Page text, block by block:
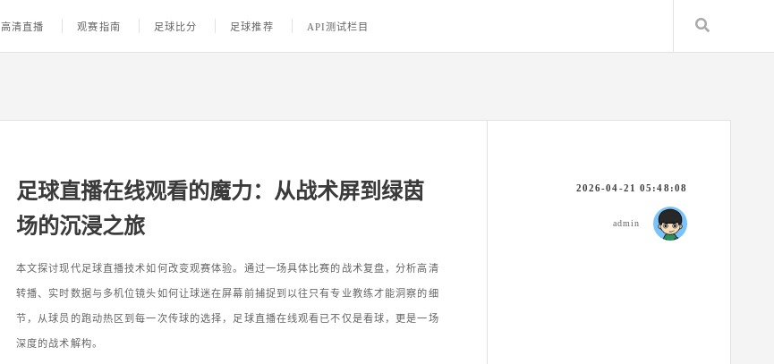
高清直播 观赛指南 足球比分 足球推荐 API测试栏目
足球直播在线观看的魔力：从战术屏到绿茵
场的沉浸之旅
本文探讨现代足球直播技术如何改变观赛体验。通过一场具体比赛的战术复盘，分析高清
转播、实时数据与多机位镜头如何让球迷在屏幕前捕捉到以往只有专业教练才能洞察的细
节，从球员的跑动热区到每一次传球的选择，足球直播在线观看已不仅是看球，更是一场
深度的战术解构。
2026-04-21 05:48:08
admin